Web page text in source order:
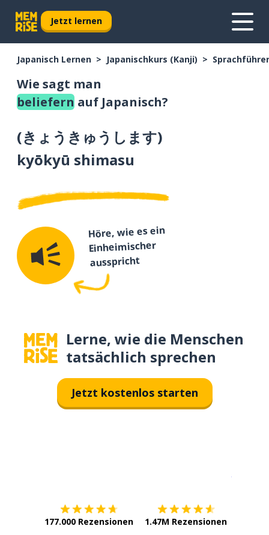
Jetzt lernen
Japanisch Lernen Japanischkurs (Kanji)
Wie sagt man
beliefern auf Japanisch?
(きょうきゅうします)
kyōkyū shimasu
Höre, wie es ein
Einheimischer
ausspricht
Lerne, wie die Menschen
tatsächlich sprechen
Jetzt kostenlos starten
177.000 Rezensionen 1.47M Rezensionen